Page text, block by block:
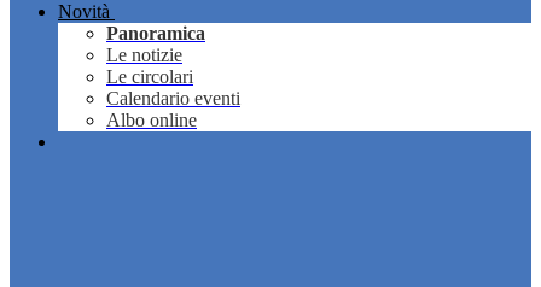
Novità
Panoramica
Le notizie
Le circolari
Calendario eventi
Albo online